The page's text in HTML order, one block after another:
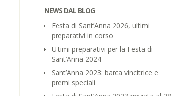
NEWS DAL BLOG
Festa di Sant’Anna 2026, ultimi
preparativi in corso
Ultimi preparativi per la Festa di
Sant’Anna 2024
Sant’Anna 2023: barca vincitrice e
premi speciali